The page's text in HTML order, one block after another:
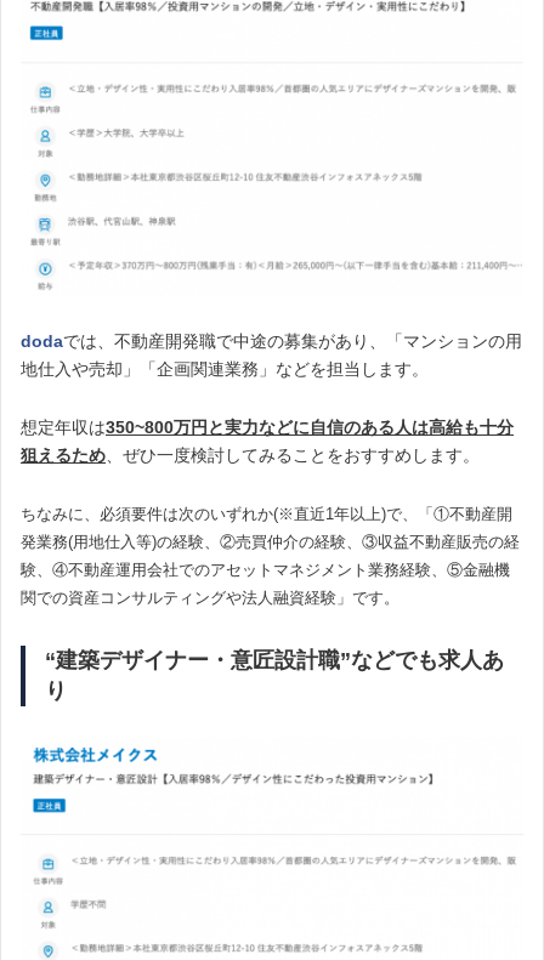
dodaでは、不動産開発職で中途の募集があり、「マンションの用
地仕入や売却」「企画関連業務」などを担当します。
想定年収は350~800万円と実力などに自信のある人は高給も十分
狙えるため、ぜひ一度検討してみることをおすすめします。
ちなみに、必須要件は次のいずれか(※直近1年以上)で、「①不動産開
発業務(用地仕入等)の経験、②売買仲介の経験、③収益不動産販売の経
験、④不動産運用会社でのアセットマネジメント業務経験、⑤金融機
関での資産コンサルティングや法人融資経験」です。
“建築デザイナー・意匠設計職”などでも求人あ
り